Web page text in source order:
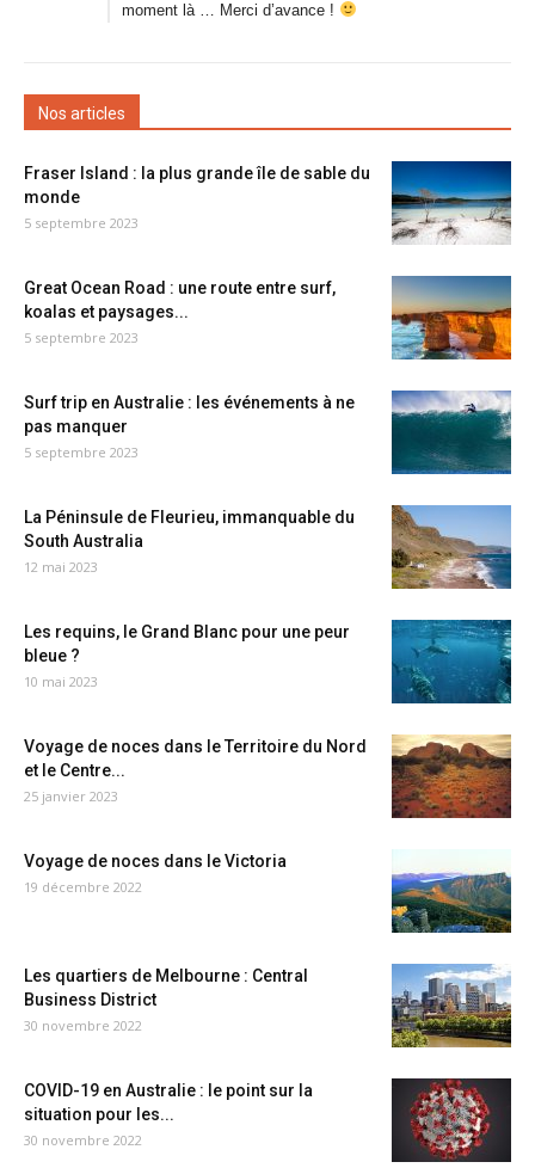
moment là … Merci d’avance !
Nos articles
Fraser Island : la plus grande île de sable du
monde
5 septembre 2023
Great Ocean Road : une route entre surf,
koalas et paysages...
5 septembre 2023
Surf trip en Australie : les événements à ne
pas manquer
5 septembre 2023
La Péninsule de Fleurieu, immanquable du
South Australia
12 mai 2023
Les requins, le Grand Blanc pour une peur
bleue ?
10 mai 2023
Voyage de noces dans le Territoire du Nord
et le Centre...
25 janvier 2023
Voyage de noces dans le Victoria
19 décembre 2022
Les quartiers de Melbourne : Central
Business District
30 novembre 2022
COVID-19 en Australie : le point sur la
situation pour les...
30 novembre 2022